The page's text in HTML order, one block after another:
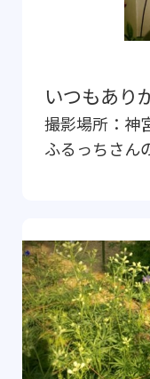
いつもあり
撮影場所： 神
ふるっちさん